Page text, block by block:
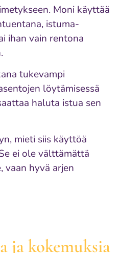
Moni käyttää
istuma-
ihan vain rentona
tukevampi
löytämisessä
haluta istua sen
mieti siis käyttöä
ei ole välttämättä
vaan hyvä arjen
ja kokemuksia